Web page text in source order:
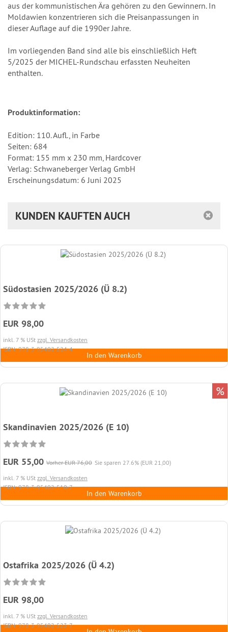
aus der kommunistischen Ära gehören zu den Gewinnern. In
Moldawien konzentrieren sich die Preisanpassungen in
dieser Auflage auf die 1990er Jahre.
Im vorliegenden Band sind alle bis einschließlich Heft
5/2025 der MICHEL-Rundschau erfassten Neuheiten
enthalten.
Produktinformation:
Edition: 110. Aufl., in Farbe
Seiten: 684
Format: 155 mm x 230 mm, Hardcover
Verlag: Schwaneberger Verlag GmbH
Erscheinungsdatum: 6 Juni 2025
KUNDEN KAUFTEN AUCH
Südostasien 2025/2026 (Ü 8.2)
EUR 98,00
inkl. 7 % USt zzgl. Versandkosten
ISBN: 978-3-95402-524-4
In den Warenkorb
Skandinavien 2025/2026 (E 10)
EUR 55,00 Vorher EUR 76,00 Sie sparen 27.6% (EUR 21,00)
inkl. 7 % USt zzgl. Versandkosten
ISBN: 978-3-95402-510-7
In den Warenkorb
%
Ostafrika 2025/2026 (Ü 4.2)
EUR 98,00
inkl. 7 % USt zzgl. Versandkosten
ISBN: 978-3-95402-523-7